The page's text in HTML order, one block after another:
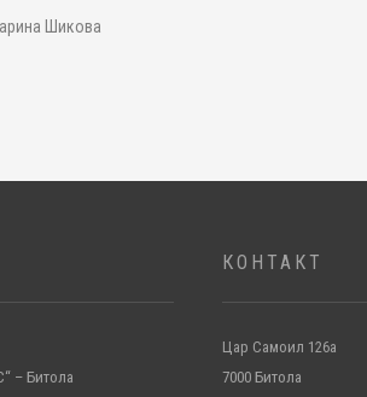
Шикова
– Битола
КОНТАКТ
Цар Самоил 126а
7000 Битола